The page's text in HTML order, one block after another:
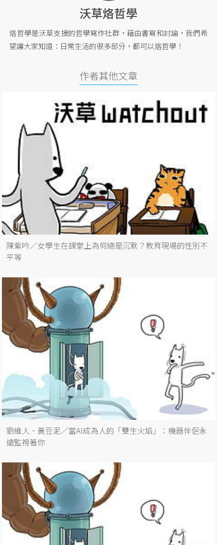
沃草烙哲學
烙哲學是沃草支援的哲學寫作社群，藉由書寫和討論，我們希
望讓大家知道：日常生活的很多部分，都可以烙哲學！
作者其他文章
陳紫吟／女學生在課堂上為何總是沉默？教育現場的性別不
平等
劉維人、黃豆泥／當AI成為人的「雙生火焰」：機器伴侶永
遠監視著你